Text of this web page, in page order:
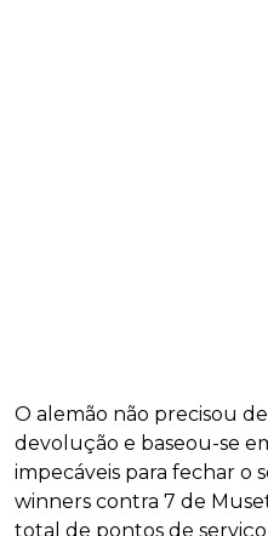
O alemão não precisou
devolução e baseou-se
impecáveis para fechar o
winners contra 7 de
total de pontos de